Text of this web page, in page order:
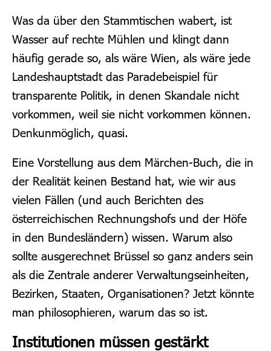
Was da über den Stammtischen wabert, ist
Wasser auf rechte Mühlen und klingt dann
häufig gerade so, als wäre Wien, als wäre jede
Landeshauptstadt das Paradebeispiel für
transparente Politik, in denen Skandale nicht
vorkommen, weil sie nicht vorkommen können.
Denkunmöglich, quasi.
Eine Vorstellung aus dem Märchen-Buch, die in
der Realität keinen Bestand hat, wie wir aus
vielen Fällen (und auch Berichten des
österreichischen Rechnungshofs und der Höfe
in den Bundesländern) wissen. Warum also
sollte ausgerechnet Brüssel so ganz anders sein
als die Zentrale anderer Verwaltungseinheiten,
Bezirken, Staaten, Organisationen? Jetzt könnte
man philosophieren, warum das so ist.
Institutionen müssen gestärkt